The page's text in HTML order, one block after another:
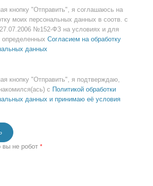
кнопку "Отправить", я соглашаюсь на
моих персональных данных в соотв. с
№152-ФЗ на условиях и для
определенных Согласием на обработку
данных
кнопку "Отправить", я подтверждаю,
с Политикой обработки
данных и принимаю её условия
вы не робот *